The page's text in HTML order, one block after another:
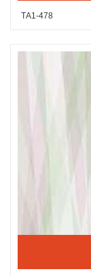
ТА1-478